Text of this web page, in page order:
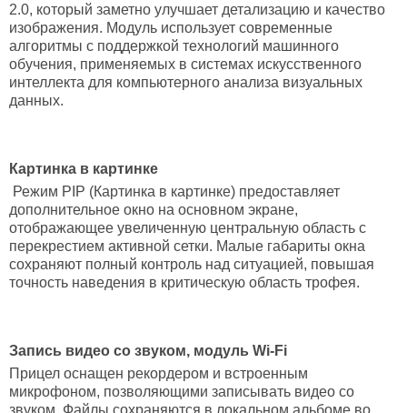
2.0, который заметно улучшает детализацию и качество
изображения. Модуль использует современные
алгоритмы с поддержкой технологий машинного
обучения, применяемых в системах искусственного
интеллекта для компьютерного анализа визуальных
данных.
Картинка в картинке
Режим PIP (Картинка в картинке) предоставляет
дополнительное окно на основном экране,
отображающее увеличенную центральную область с
перекрестием активной сетки. Малые габариты окна
сохраняют полный контроль над ситуацией, повышая
точность наведения в критическую область трофея.
Запись видео со звуком, модуль Wi-Fi
Прицел оснащен рекордером и встроенным
микрофоном, позволяющими записывать видео со
звуком. Файлы сохраняются в локальном альбоме во